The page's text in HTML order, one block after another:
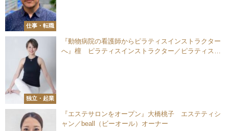
仕事・転職
独立・起業
『動物病院の看護師からピラティスインストラクター
へ』檀 ピラティスインストラクター／ピラティスス
『エステサロンをオープン』大橋桃子 エステティシ
ャン／beall（ビーオール）オーナー